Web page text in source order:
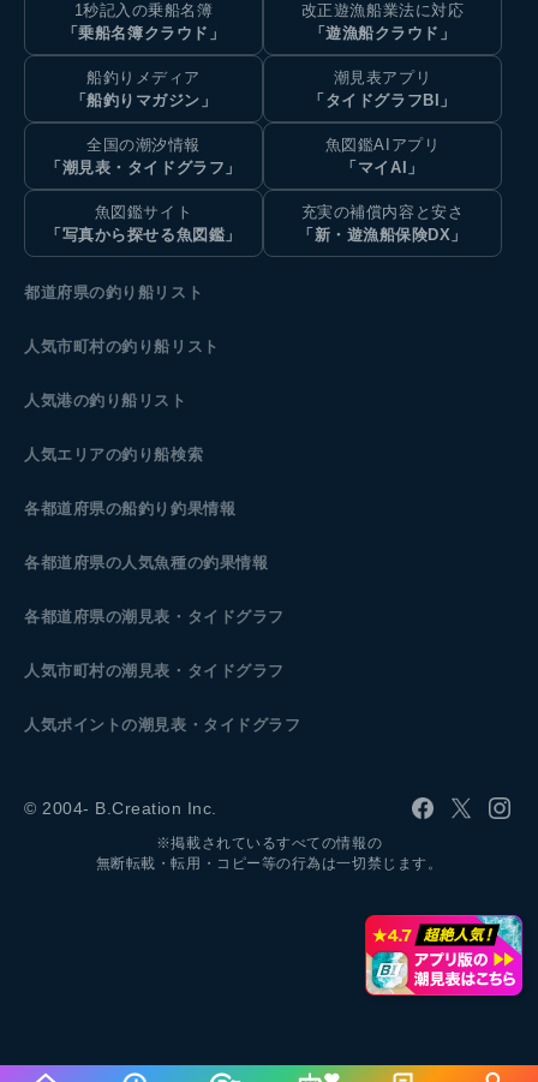
1秒記入の乗船名簿
「乗船名簿クラウド」
改正遊漁船業法に対応
「遊漁船クラウド」
船釣りメディア
「船釣りマガジン」
潮見表アプリ
「タイドグラフBI」
全国の潮汐情報
「潮見表・タイドグラフ」
魚図鑑AIアプリ
「マイAI」
魚図鑑サイト
「写真から探せる魚図鑑」
充実の補償内容と安さ
「新・遊漁船保険DX」
都道府県の釣り船リスト
人気市町村の釣り船リスト
人気港の釣り船リスト
人気エリアの釣り船検索
各都道府県の船釣り釣果情報
各都道府県の人気魚種の釣果情報
各都道府県の潮見表 ・タイドグラフ
人気市町村の潮見表・タイドグラフ
人気ポイントの潮見表・タイドグラフ
© 2004- B.Creation Inc.
※掲載されているすべての情報の
無断転載・転用・コピー等の行為は一切禁じます。